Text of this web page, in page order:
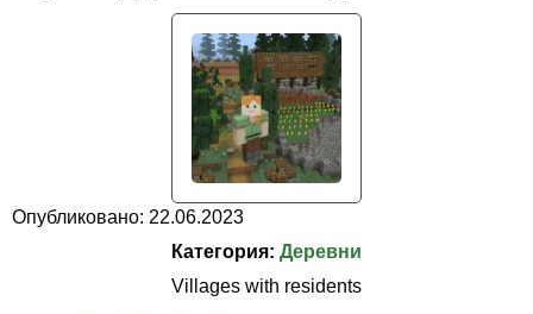
Опубликовано: 22.06.2023
Категория: Деревни
Villages with residents